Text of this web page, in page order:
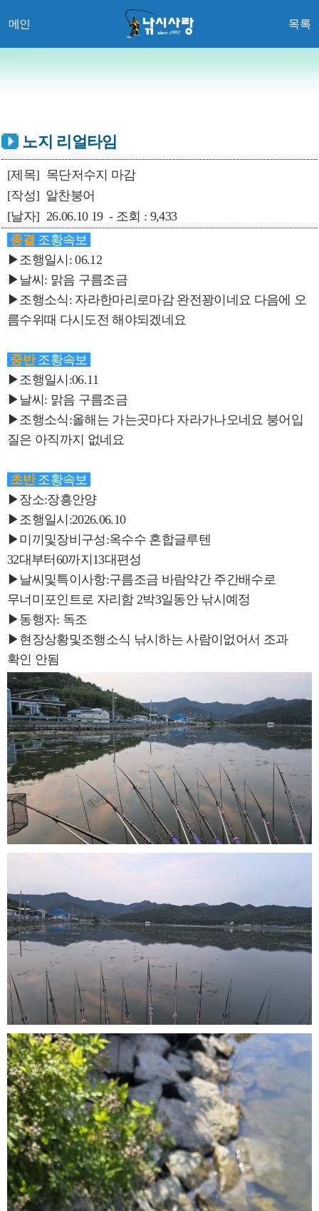
메인 목록
노지 리얼타임
[제목] 목단저수지 마감
[작성] 알찬붕어
[날자] 26.06.10 19 - 조회 : 9,433
종결 조황속보
▶조행일시: 06.12
▶날씨: 맑음 구름조금
▶조행소식: 자라한마리로마감 완전꽝이네요 다음에 오
름수위때 다시도전 해야되겠네요
중반 조황속보
▶조행일시:06.11
▶날씨: 맑음 구름조금
▶조행소식:올해는 가는곳마다 자라가나오네요 붕어입
질은 아직까지 없네요
초반 조황속보
▶장소:장흥안양
▶조행일시:2026.06.10
▶미끼및장비구성:옥수수 혼합글루텐
32대부터60까지13대편성
▶날씨및특이사항:구름조금 바람약간 주간배수로
무너미포인트로 자리함 2박3일동안 낚시예정
▶동행자: 독조
▶현장상황및조행소식 낚시하는 사람이없어서 조과
확인 안됨